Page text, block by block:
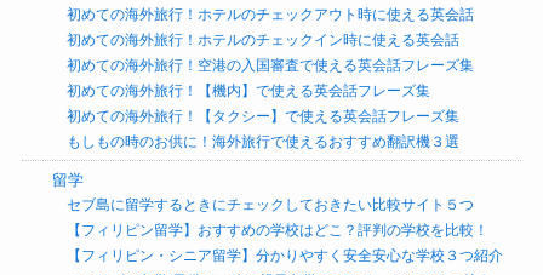
初めての海外旅行！ホテルのチェックアウト時に使える英会話
初めての海外旅行！ホテルのチェックイン時に使える英会話
初めての海外旅行！空港の入国審査で使える英会話フレーズ集
初めての海外旅行！【機内】で使える英会話フレーズ集
初めての海外旅行！【タクシー】で使える英会話フレーズ集
もしもの時のお供に！海外旅行で使えるおすすめ翻訳機３選
留学
セブ島に留学するときにチェックしておきたい比較サイト５つ
【フィリピン留学】おすすめの学校はどこ？評判の学校を比較！
【フィリピン・シニア留学】分かりやすく安全安心な学校３つ紹介